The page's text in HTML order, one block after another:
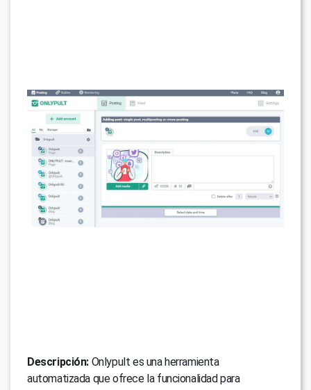
Descripción: Onlypult es una herramienta
automatizada que ofrece la funcionalidad para